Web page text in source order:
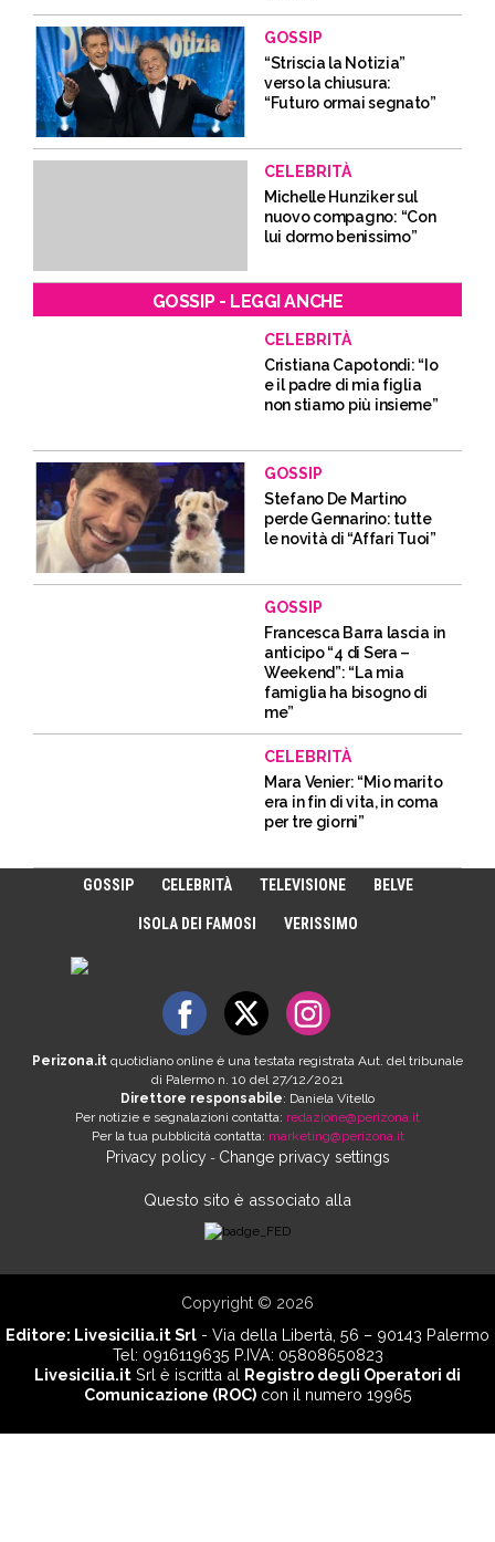
GOSSIP
“Striscia la Notizia”
verso la chiusura:
“Futuro ormai segnato”
CELEBRITÀ
Michelle Hunziker sul
nuovo compagno: “Con
lui dormo benissimo”
GOSSIP - LEGGI ANCHE
CELEBRITÀ
Cristiana Capotondi: “Io
e il padre di mia figlia
non stiamo più insieme”
GOSSIP
Stefano De Martino
perde Gennarino: tutte
le novità di “Affari Tuoi”
GOSSIP
Francesca Barra lascia in
anticipo “4 di Sera –
Weekend”: “La mia
famiglia ha bisogno di
me”
CELEBRITÀ
Mara Venier: “Mio marito
era in fin di vita, in coma
per tre giorni”
GOSSIP CELEBRITÀ TELEVISIONE BELVE
ISOLA DEI FAMOSI VERISSIMO
Perizona.it quotidiano online è una testata registrata Aut. del tribunale
di Palermo n. 10 del 27/12/2021
Direttore responsabile: Daniela Vitello
Per notizie e segnalazioni contatta: redazione@perizona.it
Per la tua pubblicità contatta: marketing@perizona.it
Privacy policy- Change privacy settings
Questo sito è associato alla
Copyright © 2026
Editore: Livesicilia.it Srl - Via della Libertà, 56 – 90143 Palermo
Tel: 0916119635 P.IVA: 05808650823
Livesicilia.it Srl è iscritta al Registro degli Operatori di
Comunicazione (ROC)con il numero 19965